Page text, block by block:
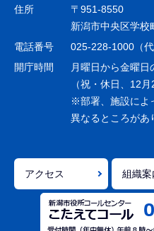
住所
〒951-8550
新潟市中央区学
電話番号
025-228-1000（代
開庁時間
月曜日から金曜
（祝・休日、12
※部署、施設によ
異なるところがあ
アクセス 組織案